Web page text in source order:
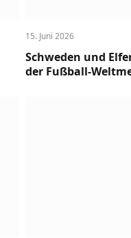
15. Juni 2026
Schweden und
der Fußball-